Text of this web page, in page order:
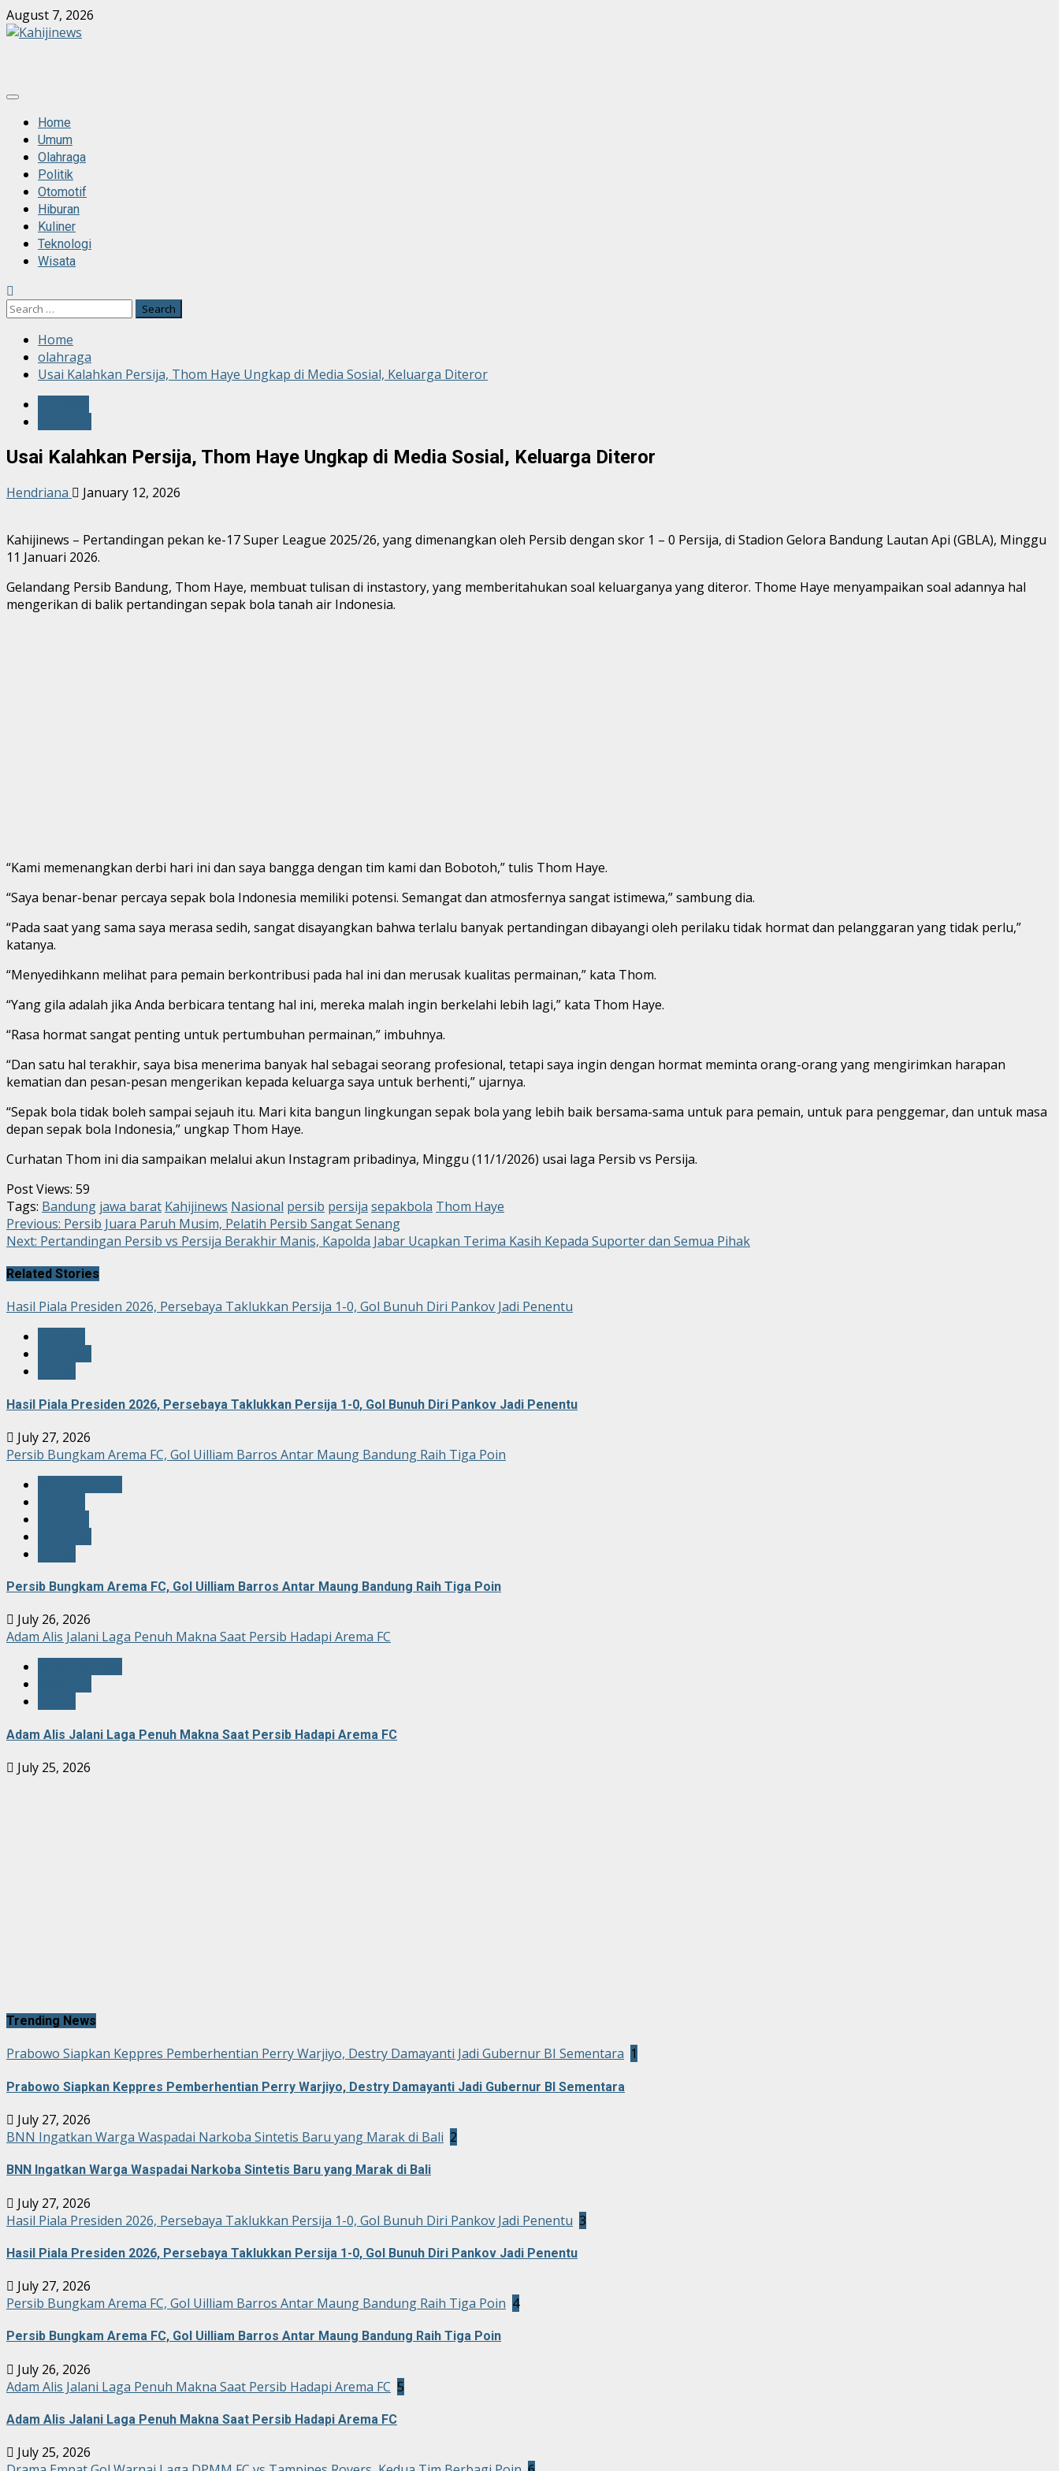
Skip
to
August 7, 2026
Primary
MenuHome
Umum
Olahraga
Politik
Otomotif
Hiburan
Kuliner
Teknologi
Wisata
Search
Home
olahraga
Usai Kalahkan Persija, Thom Haye Ungkap di Media Sosial, Keluarga Diteror
Usai Kalahkan Persija, Thom Haye Ungkap di Media Sosial, Keluarga Diteror
Hendriana January 12, 2026
Kahijinews – Pertandingan pekan ke-17 Super League 2025/26, yang dimenangkan oleh Persib dengan skor 1 – 0 Persija, di Stadion Gelora Bandung Lautan Api (GBLA), Minggu
11 Januari 2026.
Gelandang Persib Bandung, Thom Haye, membuat tulisan di instastory, yang memberitahukan soal keluarganya yang diteror. Thome Haye menyampaikan soal adannya hal
mengerikan di balik pertandingan sepak bola tanah air Indonesia.
“Kami memenangkan derbi hari ini dan saya bangga dengan tim kami dan Bobotoh,” tulis Thom Haye.
“Saya benar-benar percaya sepak bola Indonesia memiliki potensi. Semangat dan atmosfernya sangat istimewa,” sambung dia.
“Pada saat yang sama saya merasa sedih, sangat disayangkan bahwa terlalu banyak pertandingan dibayangi oleh perilaku tidak hormat dan pelanggaran yang tidak perlu,”
katanya.
“Menyedihkann melihat para pemain berkontribusi pada hal ini dan merusak kualitas permainan,” kata Thom.
“Yang gila adalah jika Anda berbicara tentang hal ini, mereka malah ingin berkelahi lebih lagi,” kata Thom Haye.
“Rasa hormat sangat penting untuk pertumbuhan permainan,” imbuhnya.
“Dan satu hal terakhir, saya bisa menerima banyak hal sebagai seorang profesional, tetapi saya ingin dengan hormat meminta orang-orang yang mengirimkan harapan
kematian dan pesan-pesan mengerikan kepada keluarga saya untuk berhenti,” ujarnya.
“Sepak bola tidak boleh sampai sejauh itu. Mari kita bangun lingkungan sepak bola yang lebih baik bersama-sama untuk para pemain, untuk para penggemar, dan untuk masa
depan sepak bola Indonesia,” ungkap Thom Haye.
Curhatan Thom ini dia sampaikan melalui akun Instagram pribadinya, Minggu (11/1/2026) usai laga Persib vs Persija.
Post Views: 59
Tags: Bandung jawa barat Kahijinews Nasional persib persija sepakbola Thom Haye
Continue
Reading
Previous: Persib Juara Paruh Musim, Pelatih Persib Sangat Senang
Next: Pertandingan Persib vs Persija Berakhir Manis, Kapolda Jabar Ucapkan Terima Kasih Kepada Suporter dan Semua Pihak
Related Stories
Hasil Piala Presiden 2026, Persebaya Taklukkan Persija 1-0, Gol Bunuh Diri Pankov Jadi Penentu
Hasil Piala Presiden 2026, Persebaya Taklukkan Persija 1-0, Gol Bunuh Diri Pankov Jadi Penentu
July 27, 2026
Persib Bungkam Arema FC, Gol Uilliam Barros Antar Maung Bandung Raih Tiga Poin
Persib Bungkam Arema FC, Gol Uilliam Barros Antar Maung Bandung Raih Tiga Poin
July 26, 2026
Adam Alis Jalani Laga Penuh Makna Saat Persib Hadapi Arema FC
Adam Alis Jalani Laga Penuh Makna Saat Persib Hadapi Arema FC
July 25, 2026
Trending News
Prabowo Siapkan Keppres Pemberhentian Perry Warjiyo, Destry Damayanti Jadi Gubernur BI Sementara 1
Prabowo Siapkan Keppres Pemberhentian Perry Warjiyo, Destry Damayanti Jadi Gubernur BI Sementara
July 27, 2026
BNN Ingatkan Warga Waspadai Narkoba Sintetis Baru yang Marak di Bali 2
BNN Ingatkan Warga Waspadai Narkoba Sintetis Baru yang Marak di Bali
July 27, 2026
Hasil Piala Presiden 2026, Persebaya Taklukkan Persija 1-0, Gol Bunuh Diri Pankov Jadi Penentu 3
Hasil Piala Presiden 2026, Persebaya Taklukkan Persija 1-0, Gol Bunuh Diri Pankov Jadi Penentu
July 27, 2026
Persib Bungkam Arema FC, Gol Uilliam Barros Antar Maung Bandung Raih Tiga Poin 4
Persib Bungkam Arema FC, Gol Uilliam Barros Antar Maung Bandung Raih Tiga Poin
July 26, 2026
Adam Alis Jalani Laga Penuh Makna Saat Persib Hadapi Arema FC 5
Adam Alis Jalani Laga Penuh Makna Saat Persib Hadapi Arema FC
July 25, 2026